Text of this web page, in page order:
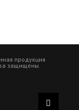
продукция
защищены.